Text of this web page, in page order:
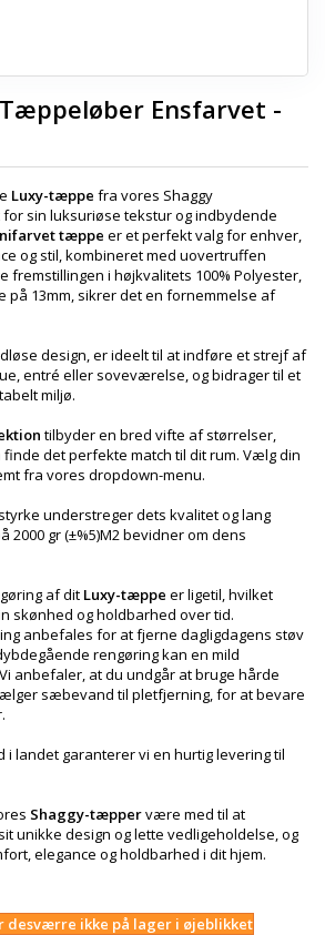
Ensfarvet -
Luxy-tæppe fra vores Shaggy
sin luksuriøse tekstur og indbydende
tæppe er et perfekt valg for enhver,
og stil, kombineret med uovertruffen
i højkvalitets 100% Polyester,
på 13mm, sikrer det en fornemmelse af
design, er ideelt til at indføre et strejf af
entré eller soveværelse, og bidrager til et
miljø.
tilbyder en bred vifte af størrelser,
det perfekte match til dit rum. Vælg din
fra vores dropdown-menu.
understreger dets kvalitet og lang
gr (±%5)M2 bevidner om dens
af dit Luxy-tæppe er ligetil, hvilket
skønhed og holdbarhed over tid.
anbefales for at fjerne dagligdagens støv
rengøring kan en mild
anbefaler, at du undgår at bruge hårde
sæbevand til pletfjerning, for at bevare
i landet garanterer vi en hurtig levering til
Shaggy-tæppervære med til at
unikke design og lette vedligeholdelse, og
elegance og holdbarhed i dit hjem.
desværre ikke på lager i øjeblikket